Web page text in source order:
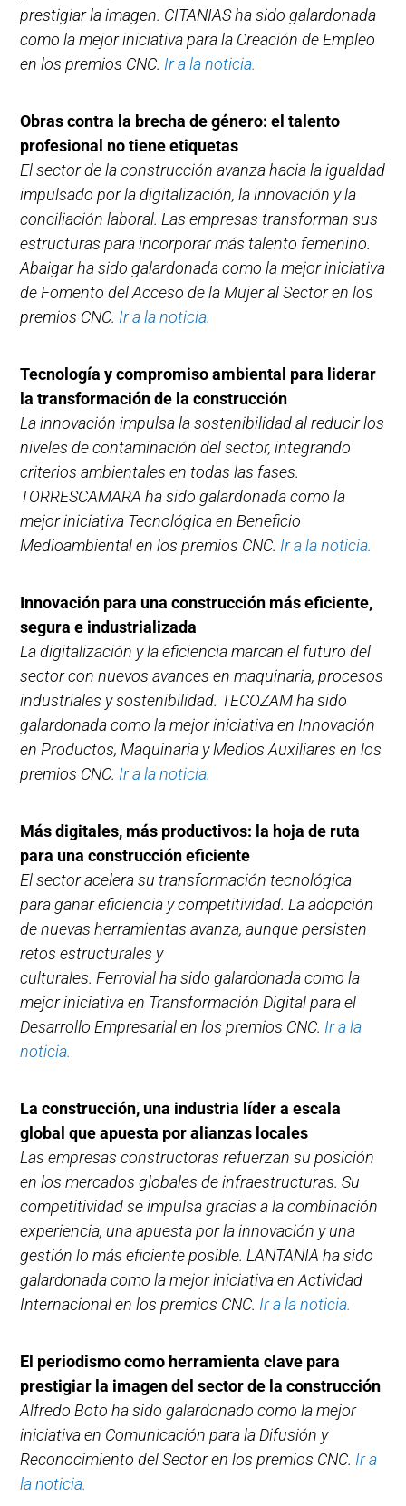
prestigiar la imagen. CITANIAS ha sido galardonada
como la mejor iniciativa para la Creación de Empleo
en los premios CNC. Ir a la noticia.
Obras contra la brecha de género: el talento
profesional no tiene etiquetas
El sector de la construcción avanza hacia la igualdad
impulsado por la digitalización, la innovación y la
conciliación laboral. Las empresas transforman sus
estructuras para incorporar más talento femenino.
Abaigar ha sido galardonada como la mejor iniciativa
de Fomento del Acceso de la Mujer al Sector en los
premios CNC. Ir a la noticia.
Tecnología y compromiso ambiental para liderar
la transformación de la construcción
La innovación impulsa la sostenibilidad al reducir los
niveles de contaminación del sector, integrando
criterios ambientales en todas las fases.
TORRESCAMARA ha sido galardonada como la
mejor iniciativa Tecnológica en Beneficio
Medioambiental en los premios CNC. Ir a la noticia.
Innovación para una construcción más eficiente,
segura e industrializada
La digitalización y la eficiencia marcan el futuro del
sector con nuevos avances en maquinaria, procesos
industriales y sostenibilidad. TECOZAM ha sido
galardonada como la mejor iniciativa en Innovación
en Productos, Maquinaria y Medios Auxiliares en los
premios CNC. Ir a la noticia.
Más digitales, más productivos: la hoja de ruta
para una construcción eficiente
El sector acelera su transformación tecnológica
para ganar eficiencia y competitividad. La adopción
de nuevas herramientas avanza, aunque persisten
retos estructurales y
culturales. Ferrovial ha sido galardonada como la
mejor iniciativa en Transformación Digital para el
Desarrollo Empresarial en los premios CNC. Ir a la
noticia.
La construcción, una industria líder a escala
global que apuesta por alianzas locales
Las empresas constructoras refuerzan su posición
en los mercados globales de infraestructuras. Su
competitividad se impulsa gracias a la combinación
experiencia, una apuesta por la innovación y una
gestión lo más eficiente posible. LANTANIA ha sido
galardonada como la mejor iniciativa en Actividad
Internacional en los premios CNC. Ir a la noticia.
El periodismo como herramienta clave para
prestigiar la imagen del sector de la construcción
Alfredo Boto ha sido galardonado como la mejor
iniciativa en Comunicación para la Difusión y
Reconocimiento del Sector en los premios CNC. Ir a
la noticia.